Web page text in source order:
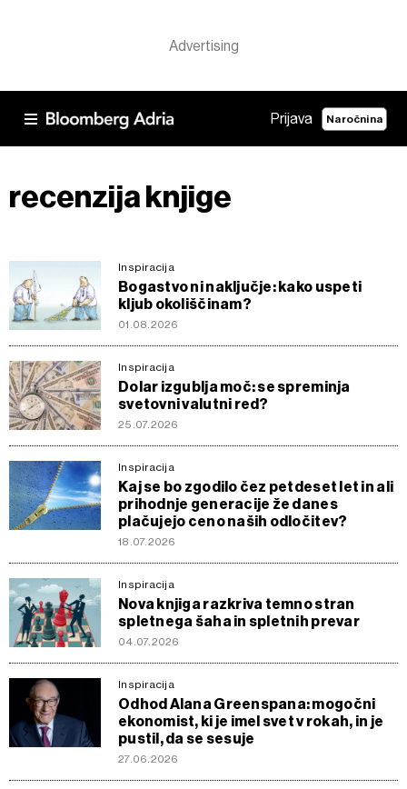
Prijava Naročnina
recenzija knjige
Inspiracija
Bogastvo ni naključje: kako uspeti
kljub okoliščinam?
01.08.2026
Inspiracija
Dolar izgublja moč: se spreminja
svetovni valutni red?
25.07.2026
Inspiracija
Kaj se bo zgodilo čez petdeset let in ali
prihodnje generacije že danes
plačujejo ceno naših odločitev?
18.07.2026
Inspiracija
Nova knjiga razkriva temno stran
spletnega šaha in spletnih prevar
04.07.2026
Inspiracija
Odhod Alana Greenspana: mogočni
ekonomist, ki je imel svet v rokah, in je
pustil, da se sesuje
27.06.2026